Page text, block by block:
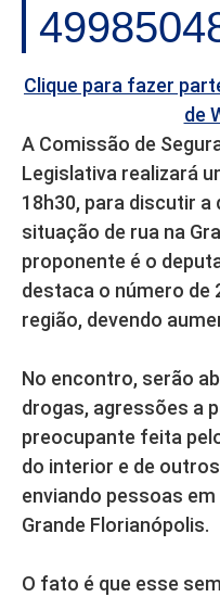
Clique para fazer
de
A Comissão de
Legislativa realizará
18h30, para discutir
situação de rua na
proponente é o
destaca o número de
região, devendo
No encontro, serão
drogas, agressões a
preocupante feita
do interior e de
enviando pessoas
Grande Florianópolis.
O fato é que esse